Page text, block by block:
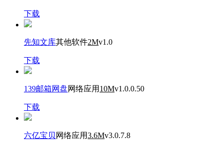
下载
先知文库其他软件2Mv1.0
下载
139邮箱网盘网络应用 10Mv1.0.0.50
下载
六亿宝贝 网络应用3.6Mv3.0.7.8